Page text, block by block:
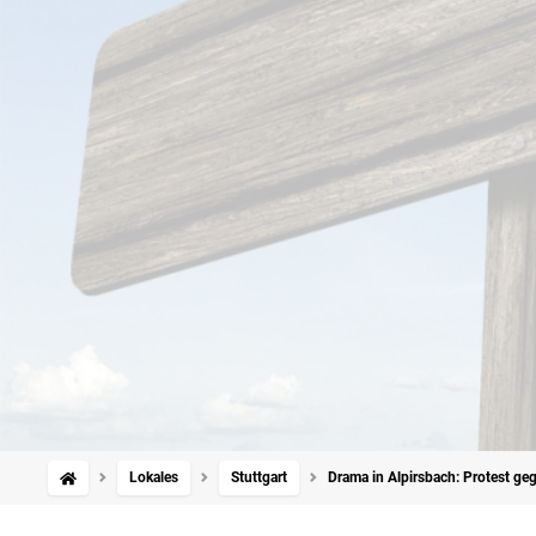
Lokales Stuttgart Drama in Alpirsbach: Protest